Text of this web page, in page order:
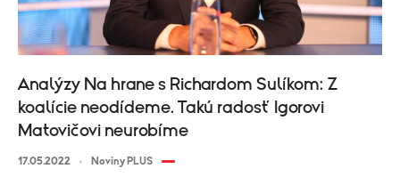
Analýzy Na hrane s Richardom Sulíkom: Z
koalície neodídeme. Takú radosť Igorovi
Matovičovi neurobíme
17.05.2022 Noviny PLUS